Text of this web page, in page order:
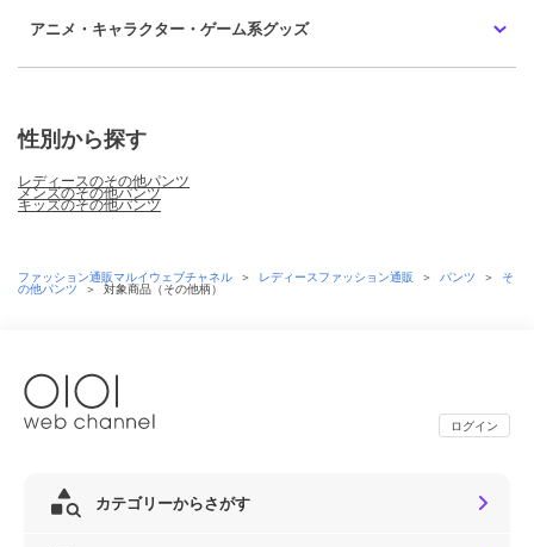
アニメ・キャラクター・ゲーム系グッズ
性別から探す
レディースのその他パンツ
メンズのその他パンツ
キッズのその他パンツ
ファッション通販マルイウェブチャネル ＞ レディースファッション通販 ＞ パンツ ＞
そ
の他パンツ
＞ 対象商品（その他柄）
ログイン
カテゴリーからさがす